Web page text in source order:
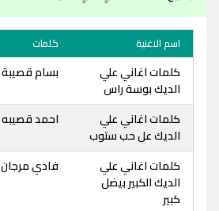
اسم الاغنية كلمات
كلمات اغاني علي
الديك بوسة راس
بسام قصيبة
كلمات اغاني علي
الديك عل حب ستوب
احمد قصيبه
كلمات اغاني علي
الديك الكبير بيضل
كبير
فادي مرجان